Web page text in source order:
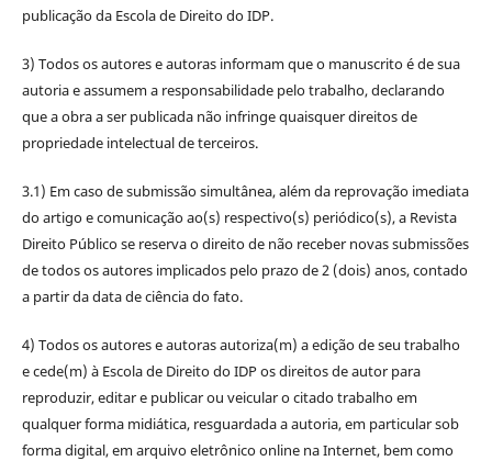
publicação da Escola de Direito do IDP.
3) Todos os autores e autoras informam que o manuscrito é de sua
autoria e assumem a responsabilidade pelo trabalho, declarando
que a obra a ser publicada não infringe quaisquer direitos de
propriedade intelectual de terceiros.
3.1) Em caso de submissão simultânea, além da reprovação imediata
do artigo e comunicação ao(s) respectivo(s) periódico(s), a Revista
Direito Público se reserva o direito de não receber novas submissões
de todos os autores implicados pelo prazo de 2 (dois) anos, contado
a partir da data de ciência do fato.
4) Todos os autores e autoras autoriza(m) a edição de seu trabalho
e cede(m) à Escola de Direito do IDP os direitos de autor para
reproduzir, editar e publicar ou veicular o citado trabalho em
qualquer forma midiática, resguardada a autoria, em particular sob
forma digital, em arquivo eletrônico online na Internet, bem como